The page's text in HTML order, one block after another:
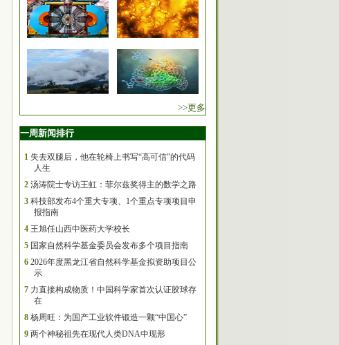
>>更多
一周新闻排行
1 失去双腿后，他在轮椅上书写“高可信”的代码
人生
2 汤涛院士专访王虹：菲尔兹奖得主的数学之路
3 科技部发布4个重大专项、1个重点专项项目申
报指南
4 王旭任山西中医药大学校长
5 国家自然科学基金委员会发布多个项目指南
6 2026年度黑龙江省自然科学基金拟资助项目公
示
7 力直接构成物质！中国科学家首次认证胶球存
在
8 杨周旺：为国产工业软件锻造一颗“中国心”
9 两个神秘祖先在现代人类DNA中现形